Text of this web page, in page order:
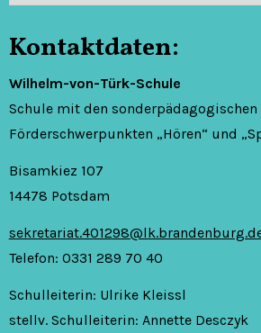
Kontaktdaten:
Wilhelm-von-Türk-Schule
Schule mit den sonderpädagogischen
Förderschwerpunkten „Hören“ und
Bisamkiez 107
14478 Potsdam
Telefon: 0331 289 70 40
Schulleiterin: Ulrike Kleissl
stellv. Schulleiterin: Annette Desczyk